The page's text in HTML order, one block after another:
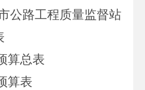
公路工程质量监督站
算总表
算表